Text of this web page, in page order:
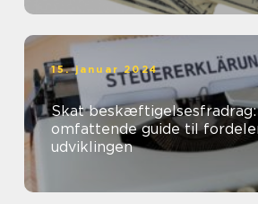
15. januar 2024
Skat beskæftigelsesfradrag:
omfattende guide til
udviklingen